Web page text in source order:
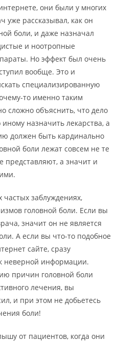
они были у многих
уже рассказывал, как он
боли, и даже назначал
и ноотропные
Но эффект был очень
вообще. Это и
специализированную
то именно таким
сложно объяснить, что дело
назначить лекарства, а
должен быть кардинально
боли лежат совсем не те
представляют, а значит и
заблуждениях,
головной боли. Если вы
значит он не является
А если вы что-то подобное
сайте, сразу
неверной информации.
причин головной боли
лечения, вы
и при этом не добьетесь
боли!
от пациентов, когда они